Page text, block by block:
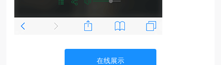
在线展示